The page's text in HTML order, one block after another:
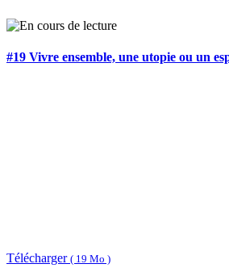
#19 Vivre ensemble, une utopie ou un
Télécharger ( 19 Mo )